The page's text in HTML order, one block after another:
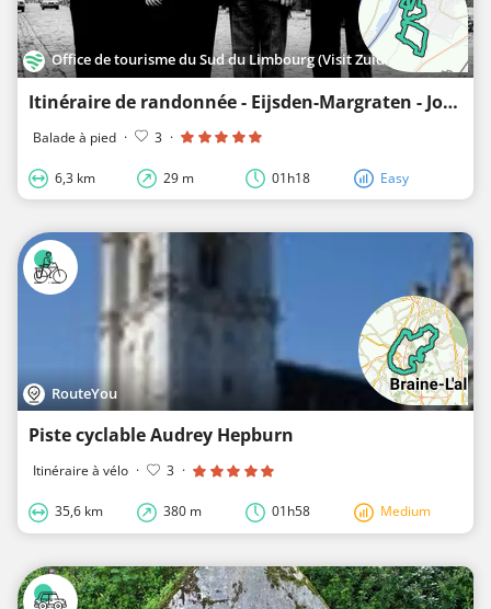
Office de tourisme du Sud du Limbourg (Visit Zuid-Limburg)
Itinéraire de randonnée - Eijsden-Margraten - Journal d'un chien de berger
Balade à pied · 3 ·
6,3 km 29 m 01h18 Easy
RouteYou
Piste cyclable Audrey Hepburn
Itinéraire à vélo · 3 ·
35,6 km 380 m 01h58 Medium